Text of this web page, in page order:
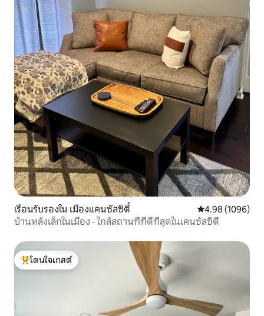
เรือนรับรองใน เมืองแคนซัสซิตี้ คะแนนเฉลี่ย
4.98 (1096)
บ้านหลังเล็กในเมือง - ใกล้สถานที่ที่ดีที่สุดในเคนซัสซิตี
โดนใจเกสต์ที่สุด
โดนใจเกสต์